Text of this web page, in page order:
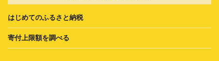
はじめてのふるさと納税
寄付上限額を調べる